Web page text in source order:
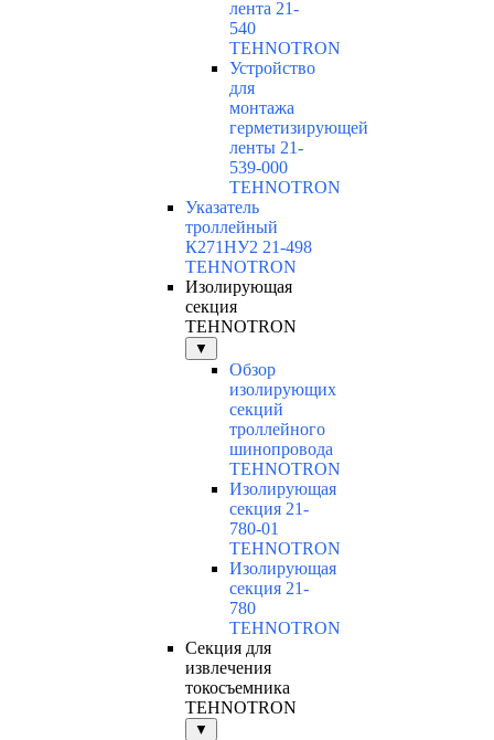
лента 21-
540
TEHNOTRON
Устройство
для
монтажа
герметизирующей
ленты 21-
539-000
TEHNOTRON
Указатель
троллейный
К271НУ2 21-498
TEHNOTRON
Изолирующая
секция
TEHNOTRON
▼
Обзор
изолирующих
секций
троллейного
шинопровода
TEHNOTRON
Изолирующая
секция 21-
780-01
TEHNOTRON
Изолирующая
секция 21-
780
TEHNOTRON
Секция для
извлечения
токосъемника
TEHNOTRON
▼